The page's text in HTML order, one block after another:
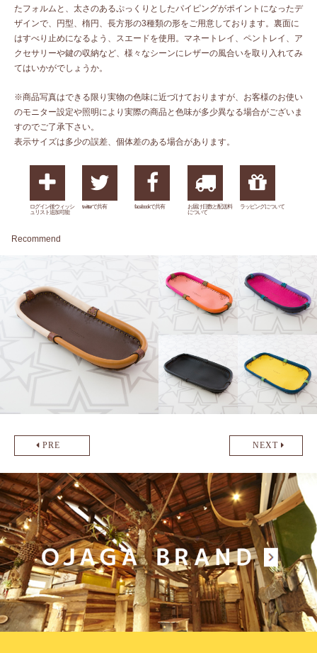
たフォルムと、太さのあるぷっくりとしたパイピングがポイントになったデ
ザインで、円型、楕円、長方形の3種類の形をご用意しております。裏面に
はすべり止めになるよう、スエードを使用。マネートレイ、ペントレイ、ア
クセサリーや鍵の収納など、様々なシーンにレザーの風合いを取り入れてみ
てはいかがでしょうか。
※商品写真はできる限り実物の色味に近づけておりますが、お客様のお使い
のモニター設定や照明により実際の商品と色味が多少異なる場合がございま
すのでご了承下さい。
表示サイズは多少の誤差、個体差のある場合があります。
ログイン後ウィッシ
ュリスト追加可能
twitterで共有 facebookで共有
お届け日数と配送料
について
ラッピングについて
Recommend